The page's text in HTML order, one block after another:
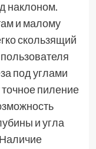
наклоном.
и малому
скользящий
под углами
пиление
и угла